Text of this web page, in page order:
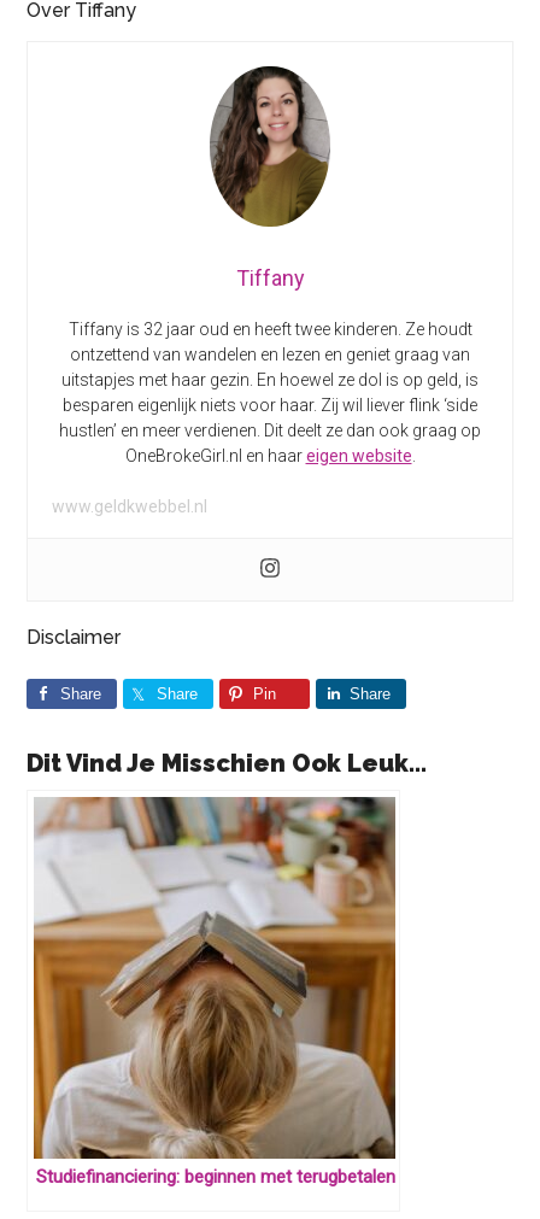
Over Tiffany
Tiffany
Tiffany is 32 jaar oud en heeft twee kinderen. Ze houdt
ontzettend van wandelen en lezen en geniet graag van
uitstapjes met haar gezin. En hoewel ze dol is op geld, is
besparen eigenlijk niets voor haar. Zij wil liever flink ‘side
hustlen’ en meer verdienen. Dit deelt ze dan ook graag op
OneBrokeGirl.nl en haareigen website
www.geldkwebbel.nl
Disclaimer
Share Share Pin Share
Dit Vind Je Misschien Ook Leuk...
Studiefinanciering: beginnen met terugbetalen